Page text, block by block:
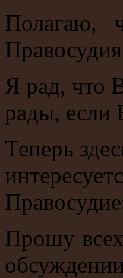
Полагаю,
Я рад, что
рады, если
Теперь
Прошу всех